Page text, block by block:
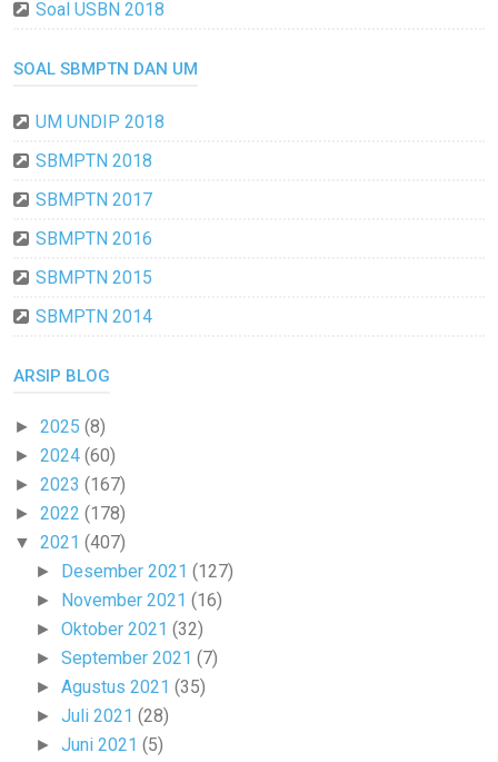
Soal USBN 2018
SOAL SBMPTN DAN UM
UM UNDIP 2018
SBMPTN 2018
SBMPTN 2017
SBMPTN 2016
SBMPTN 2015
SBMPTN 2014
ARSIP BLOG
► 2025 (8)
► 2024 (60)
► 2023 (167)
► 2022 (178)
▼ 2021 (407)
► Desember 2021(127)
► November 2021(16)
►Oktober 2021(32)
►September 2021(7)
►Agustus 2021(35)
►Juli 2021(28)
►Juni 2021(5)